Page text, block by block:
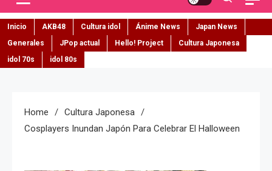
Inicio AKB48 Cultura idol Ánime News
Japan News
Generales
JPop actual Hello! Project
Cultura Japonesa
idol 70s
idol 80s
Home
Cultura Japonesa
Cosplayers Inundan Japón Para Celebrar El Halloween